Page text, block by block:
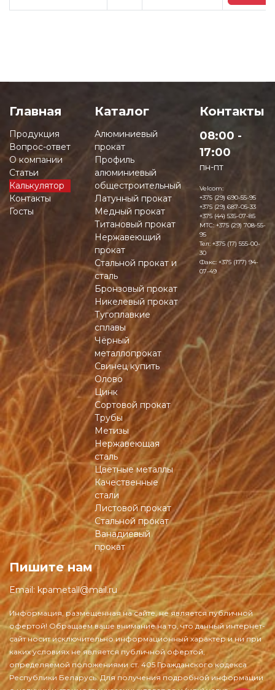
Главная
Продукция
Вопрос-ответ
О компании
Статьи
Калькулятор
Контакты
Госты
Каталог
Алюминиевый
прокат
Профиль
алюминиевый
общестроительный
Латунный прокат
Медный прокат
Титановый прокат
Нержавеющий
прокат
Стальной прокат и
сталь
Бронзовый прокат
Никелевый прокат
Тугоплавкие
сплавы
Чёрный
металлопрокат
Свинец купить
Олово
Цинк
Сортовой прокат
Трубы
Метизы
Нержавеющая
сталь
Цветные металлы
Качественные
стали
Листовой прокат
Стальной прокат
Ванадиевый
прокат
Контакты
08:00 -
17:00
пн-пт
Velcom:
+375 (29) 690-55-95
+375 (29) 687-05-33
+375 (44) 535-07-85
MTC:+375 (29) 708-55-
95
Тел: +375 (17) 555-00-
30
Факс: +375 (177) 94-
07-49
Пишите нам
Email: kpametall@mail.ru